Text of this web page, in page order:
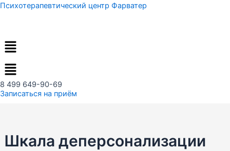
Перейти
Психотерапевтический центр Фарватер
Меню
8 499 649-90-69
Записаться на приём
Шкала деперсонализации